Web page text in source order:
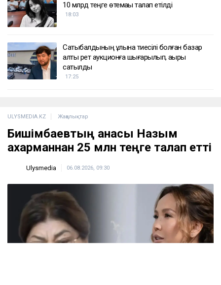
10 млрд теңге өтемақы талап етілді
18:03
Сатыбалдының ұлына тиесілі болған базар
алты рет аукционға шығарылып, ақыры
сатылды
17:25
ULYSMEDIA.KZ Жаңалықтар
Бишімбаевтың анасы Назым
Қахарманнан 25 млн теңге талап етті
Ulysmedia 06.08.2026, 09:30